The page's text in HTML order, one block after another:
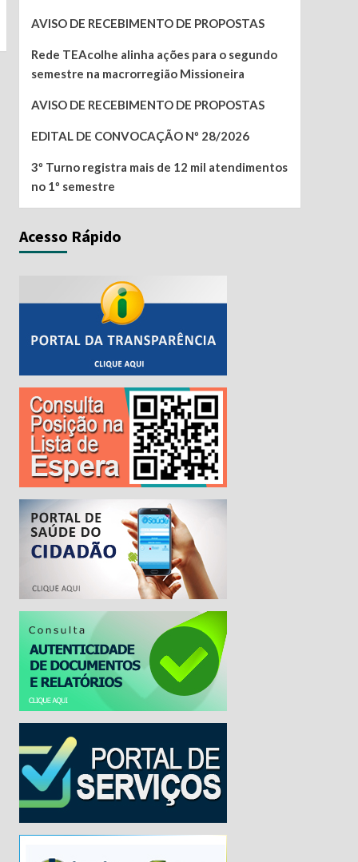
AVISO DE RECEBIMENTO DE PROPOSTAS
Rede TEAcolhe alinha ações para o segundo
semestre na macrorregião Missioneira
AVISO DE RECEBIMENTO DE PROPOSTAS
EDITAL DE CONVOCAÇÃO Nº 28/2026
3º Turno registra mais de 12 mil atendimentos
no 1º semestre
Acesso Rápido